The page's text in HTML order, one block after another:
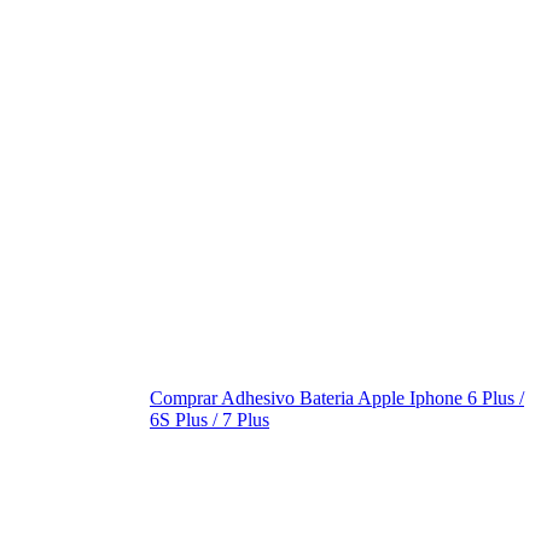
Comprar Adhesivo Bateria Apple Iphone 6 Plus /
6S Plus / 7 Plus